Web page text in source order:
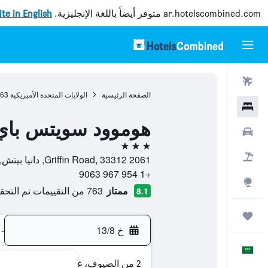
ar.hotelscombined.com متوفر أيضاً باللغة الإنجليزية. in English
الصفحة الرئيسية الولايات المتحدة الأميريكية
هوموود سويتس
3 نجوم
2061 Griffin Road, 33312, دانيا بيتش, فلوريدا, الولايات المتحدة الأميريكية
+1 954 967 9063
8.1 ممتاز 763 من التقييمات تم التحقق منها
خ 13/8 -
2 من الضيوف، غرفة واحدة